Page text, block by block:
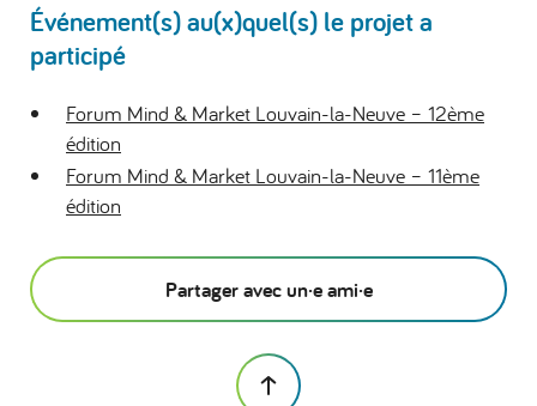
Événement(s) au(x)quel(s) le projet a
participé
Forum Mind & Market Louvain-la-Neuve – 12ème
édition
Forum Mind & Market Louvain-la-Neuve – 11ème
édition
Partager avec un·e ami·e